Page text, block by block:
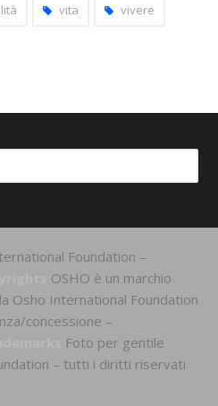
vita vivere
Foundation –
OSHO è un marchio
Osho International Foundation
concessione –
Foto per gentile
– tutti i diritti riservati